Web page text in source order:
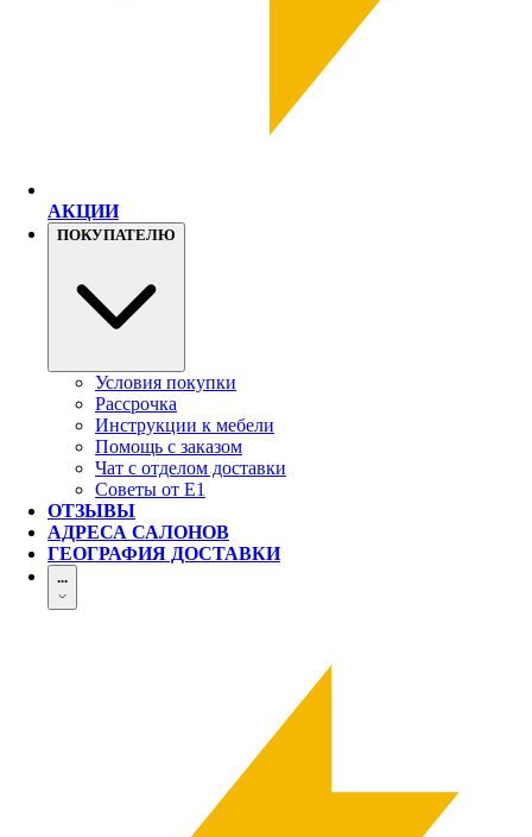
АКЦИИ
ПОКУПАТЕЛЮ
Условия покупки
Рассрочка
Инструкции к мебели
Помощь с заказом
Чат с отделом доставки
Советы от Е1
ОТЗЫВЫ
АДРЕСА САЛОНОВ
ГЕОГРАФИЯ ДОСТАВКИ
...